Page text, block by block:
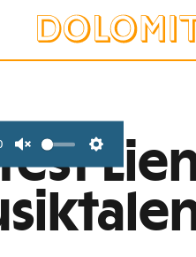
Unmute Settings